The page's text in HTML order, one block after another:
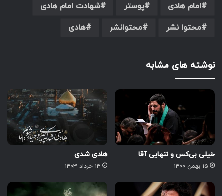
امام هادی پوستر
شهادت امام هادی
محتوا نشر
محتوانشر هادی
نوشته های مشابه
خیلی بی‌کس و تنهایی آقا
۱۵ بهمن ۱۴۰۰
هادی شدی
۱۳ خرداد ۱۴۰۳